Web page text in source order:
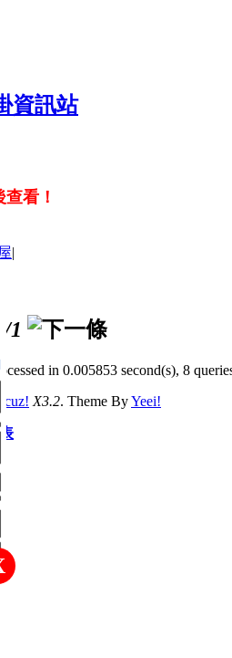
看！
|
/1
in 0.005853 second(s), 8
X3.2. Theme ByYeei!